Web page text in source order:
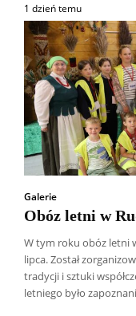
1 dzień temu
Galerie
Obóz letni w
W tym roku obóz letni
lipca. Został
tradycji i sztuki
letniego było
Wszyscy
ks.